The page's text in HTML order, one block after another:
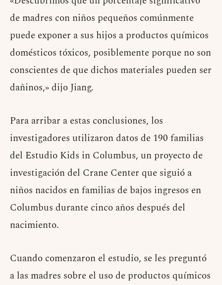
de madres con niños pequeños comúnmente
puede exponer a sus hijos a productos químicos
domésticos tóxicos, posiblemente porque no son
conscientes de que dichos materiales pueden ser
dañinos,» dijo Jiang.
Para arribar a estas conclusiones, los
investigadores utilizaron datos de 190 familias
del Estudio Kids in Columbus, un proyecto de
investigación del Crane Center que siguió a
niños nacidos en familias de bajos ingresos en
Columbus durante cinco años después del
nacimiento.
Cuando comenzaron el estudio, se les preguntó
a las madres sobre el uso de productos químicos